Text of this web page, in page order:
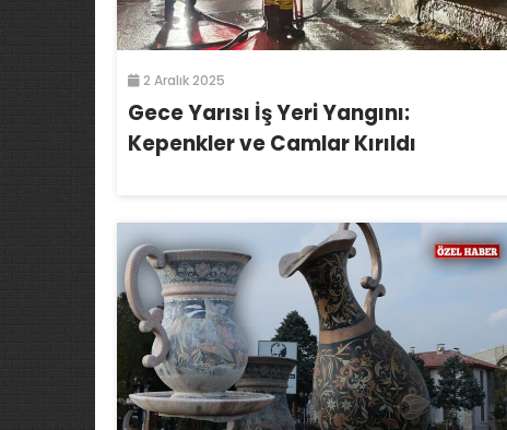
2 Aralık 2025
Gece Yarısı İş Yeri Yangını:
Kepenkler ve Camlar Kırıldı